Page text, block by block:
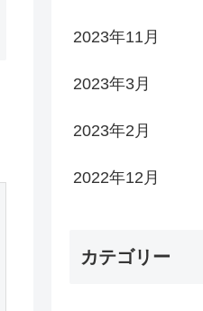
2023年11月
2023年3月
2023年2月
2022年12月
カテゴリー